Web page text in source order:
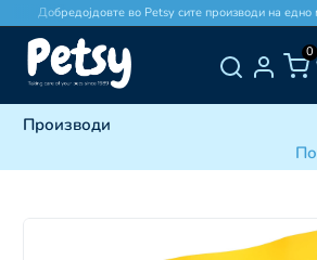
Добредојдовте во Petsy сите производи на едно
0
Производи